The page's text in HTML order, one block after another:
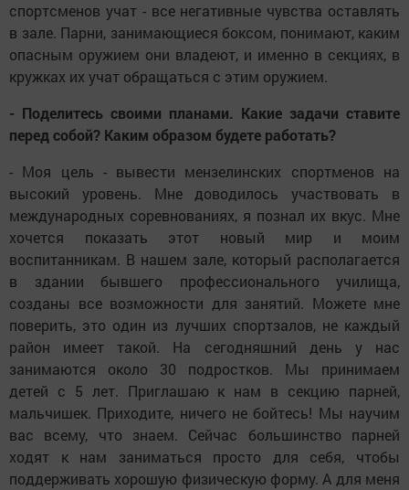
спортсменов учат - все негативные чувства оставлять
в зале. Парни, занимающиеся боксом, понимают, каким
опасным оружием они владеют, и именно в секциях, в
кружках их учат обращаться с этим оружием.
- Поделитесь своими планами. Какие задачи ставите
перед собой? Каким образом будете работать?
- Моя цель - вывести мензелинских спортменов на
высокий уровень. Мне доводилось участвовать в
международных соревнованиях, я познал их вкус. Мне
хочется показать этот новый мир и моим
воспитанникам. В нашем зале, который располагается
в здании бывшего профессионального училища,
созданы все возможности для занятий. Можете мне
поверить, это один из лучших спортзалов, не каждый
район имеет такой. На сегодняшний день у нас
занимаются около 30 подростков. Мы принимаем
детей с 5 лет. Приглашаю к нам в секцию парней,
мальчишек. Приходите, ничего не бойтесь! Мы научим
вас всему, что знаем. Сейчас большинство парней
ходят к нам заниматься просто для себя, чтобы
поддерживать хорошую физическую форму. А для меня